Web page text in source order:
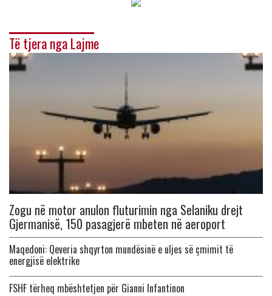
Të tjera nga Lajme
Zogu në motor anulon fluturimin nga Selaniku drejt
Gjermanisë, 150 pasagjerë mbeten në aeroport
Maqedoni: Qeveria shqyrton mundësinë e uljes së çmimit të
energjisë elektrike
FSHF tërheq mbështetjen për Gianni Infantinon